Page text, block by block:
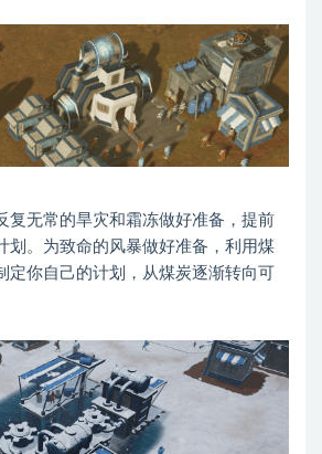
复无常的旱灾和霜冻做好准备，提前
划。为致命的风暴做好准备，利用煤
定你自己的计划，从煤炭逐渐转向可